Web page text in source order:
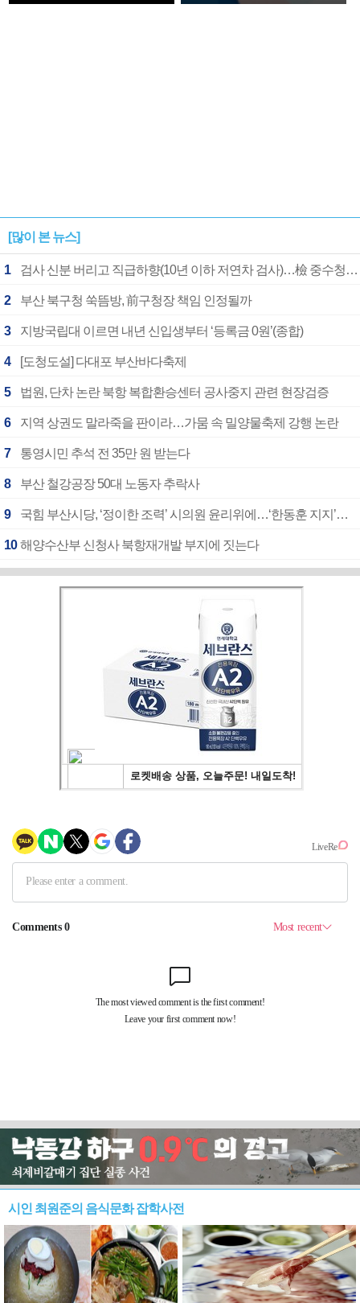
확정
[많이 본 뉴스]
1 검사 신분 버리고 직급하향(10년 이하 저연차 검사)…檢 중수청행 기피
2 부산 북구청 쑥뜸방, 前구청장 책임 인정될까
3 지방국립대 이르면 내년 신입생부터 ‘등록금 0원’(종합)
4 [도청도설] 다대포 부산바다축제
5 법원, 단차 논란 북항 복합환승센터 공사중지 관련 현장검증
6 지역 상권도 말라죽을 판이라…가뭄 속 밀양물축제 강행 논란
7 통영시민 추석 전 35만 원 받는다
8 부산 철강공장 50대 노동자 추락사
9 국힘 부산시당, ‘정이한 조력’ 시의원 윤리위에…‘한동훈 지지’도 신고접수
10 해양수산부 신청사 북항재개발 부지에 짓는다
시인 최원준의 음식문화 잡학사전